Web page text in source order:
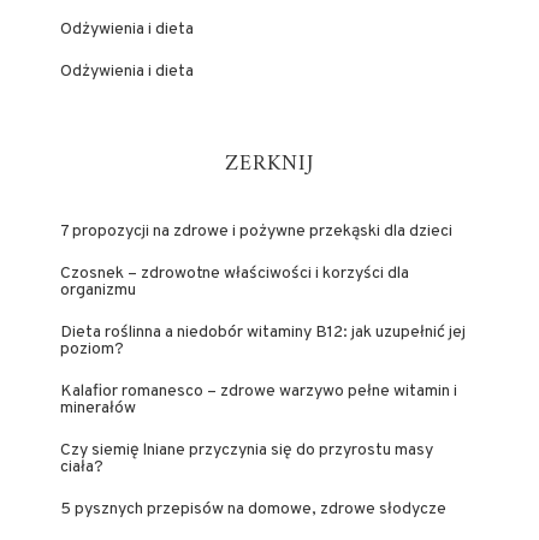
Odżywienia i dieta
Odżywienia i dieta
ZERKNIJ
7 propozycji na zdrowe i pożywne przekąski dla dzieci
Czosnek – zdrowotne właściwości i korzyści dla
organizmu
Dieta roślinna a niedobór witaminy B12: jak uzupełnić jej
poziom?
Kalafior romanesco – zdrowe warzywo pełne witamin i
minerałów
Czy siemię lniane przyczynia się do przyrostu masy
ciała?
5 pysznych przepisów na domowe, zdrowe słodycze